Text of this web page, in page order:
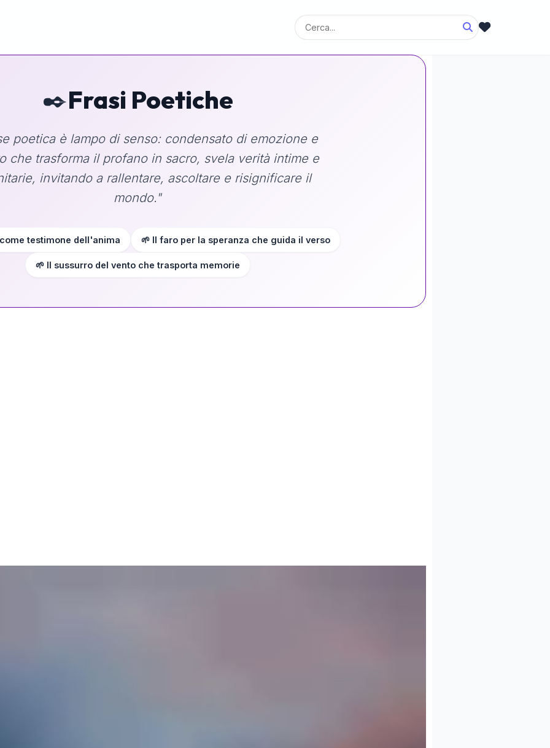
✒️Frasi Poetiche
poetica è lampo di senso: condensato di emozione e
che trasforma il profano in sacro, svela verità intime e
invitando a rallentare, ascoltare e risignificare il
mondo."
testimone dell'anima 🌱 Il faro per la speranza che guida il verso
🌱 Il sussurro del vento che trasporta memorie